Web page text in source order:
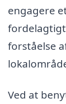
engagere
forståelse
Ved at